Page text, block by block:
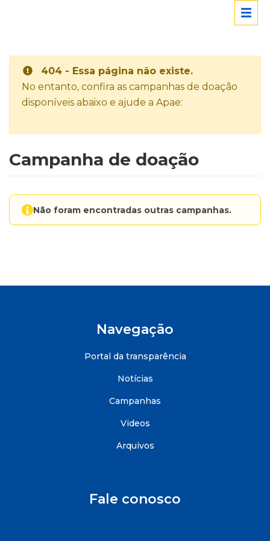
404 - Essa página não existe.
No entanto, confira as campanhas de doação
disponíveis abaixo e ajude a Apae:
Campanha de doação
Não foram encontradas outras campanhas.
Navegação
Portal da transparência
Notícias
Campanhas
Videos
Arquivos
Fale conosco